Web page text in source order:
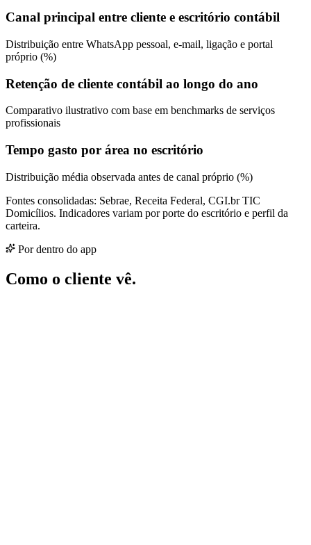
Canal principal entre cliente e escritório contábil
Distribuição entre WhatsApp pessoal, e-mail, ligação e portal
próprio (%)
Retenção de cliente contábil ao longo do ano
Comparativo ilustrativo com base em benchmarks de serviços
profissionais
Tempo gasto por área no escritório
Distribuição média observada antes de canal próprio (%)
Fontes consolidadas: Sebrae, Receita Federal, CGI.br TIC
Domicílios. Indicadores variam por porte do escritório e perfil da
carteira.
Por dentro do app
Como o cliente vê.